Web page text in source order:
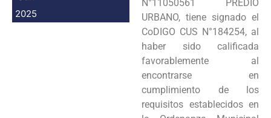
2025
N°11050561 PREDIO
URBANO, tiene signado el
CoDIGO CUS N°184254, al
haber sido calificada
favorablemente al
encontrarse en
cumplimiento de los
requisitos establecidos en